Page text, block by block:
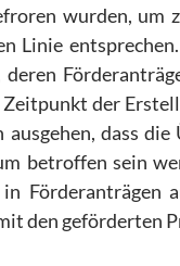
wurden, um
Linie
der
ausgehen, dass
betroffen sein
Förderanträgen
den geförderten